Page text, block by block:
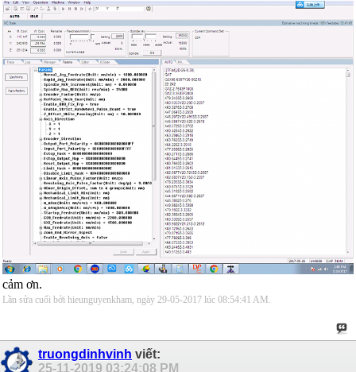
cảm ơn.
Lần sửa cuối bởi hieunguyenkham, ngày 29-05-2017 lúc 08:54:41 AM .
truongdinhvinh viết:
25-11-2019 03:24:08 PM